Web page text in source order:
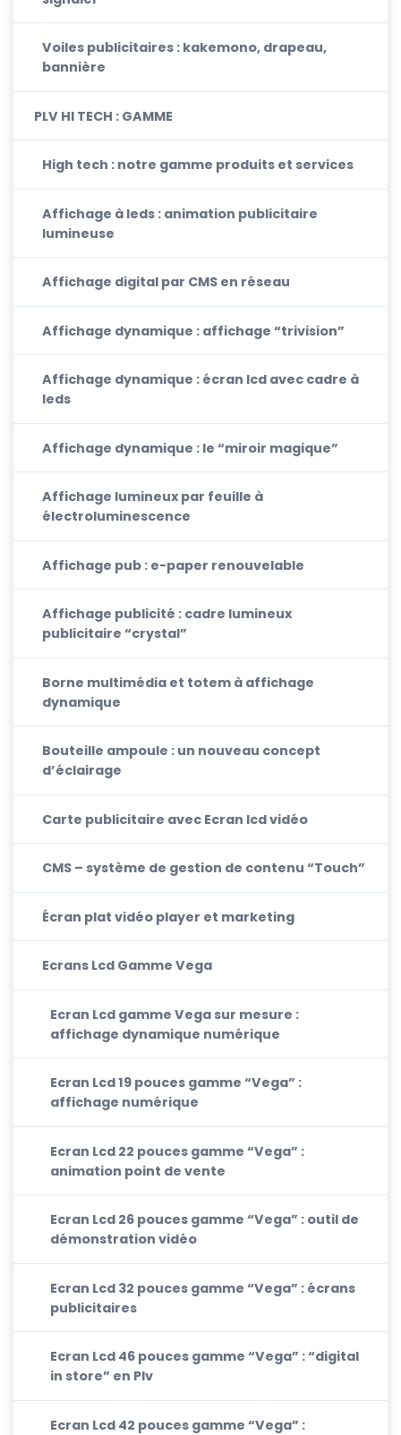
Voiles publicitaires : kakemono, drapeau,
bannière
PLV HI TECH : GAMME
High tech : notre gamme produits et services
Affichage à leds : animation publicitaire
lumineuse
Affichage digital par CMS en réseau
Affichage dynamique : affichage “trivision”
Affichage dynamique : écran lcd avec cadre à
leds
Affichage dynamique : le “miroir magique”
Affichage lumineux par feuille à
électroluminescence
Affichage pub : e-paper renouvelable
Affichage publicité : cadre lumineux
publicitaire “crystal”
Borne multimédia et totem à affichage
dynamique
Bouteille ampoule : un nouveau concept
d’éclairage
Carte publicitaire avec Ecran lcd vidéo
CMS – système de gestion de contenu “Touch”
Écran plat vidéo player et marketing
Ecrans Lcd Gamme Vega
Ecran Lcd gamme Vega sur mesure :
affichage dynamique numérique
Ecran Lcd 19 pouces gamme “Vega” :
affichage numérique
Ecran Lcd 22 pouces gamme “Vega” :
animation point de vente
Ecran Lcd 26 pouces gamme “Vega” : outil de
démonstration vidéo
Ecran Lcd 32 pouces gamme “Vega” : écrans
publicitaires
Ecran Lcd 46 pouces gamme “Vega” : “digital
in store” en Plv
Ecran Lcd 42 pouces gamme “Vega” :